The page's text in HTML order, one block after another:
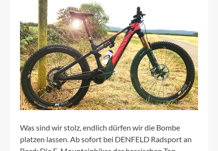
Was sind wir stolz, endlich dürfen wir die Bombe
platzen lassen. Ab sofort bei DENFELD Radsport an